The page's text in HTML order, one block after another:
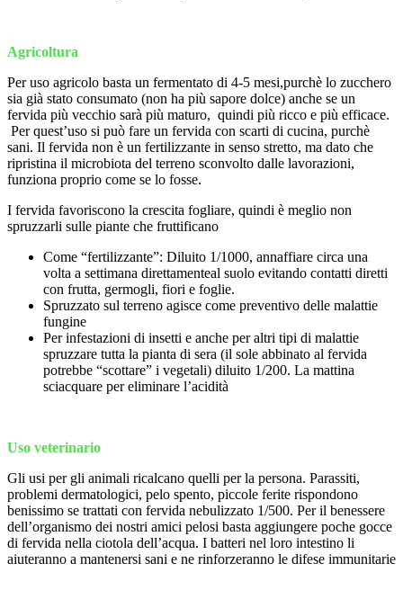
Agricoltura
Per uso agricolo basta un fermentato di 4-5 mesi,purchè lo zucchero
sia già stato consumato (non ha più sapore dolce) anche se un
fervida più vecchio sarà più maturo, quindi più ricco e più efficace.
Per quest’uso si può fare un fervida con scarti di cucina, purchè
sani. Il fervida non è un fertilizzante in senso stretto, ma dato che
ripristina il microbiota del terreno sconvolto dalle lavorazioni,
funziona proprio come se lo fosse.
I fervida favoriscono la crescita fogliare, quindi è meglio non
spruzzarli sulle piante che fruttificano
Come “fertilizzante”: Diluito 1/1000, annaffiare circa una
volta a settimana direttamenteal suolo evitando contatti diretti
con frutta, germogli, fiori e foglie.
Spruzzato sul terreno agisce come preventivo delle malattie
fungine
Per infestazioni di insetti e anche per altri tipi di malattie
spruzzare tutta la pianta di sera (il sole abbinato al fervida
potrebbe “scottare” i vegetali) diluito 1/200. La mattina
sciacquare per eliminare l’acidità
Uso veterinario
Gli usi per gli animali ricalcano quelli per la persona. Parassiti,
problemi dermatologici, pelo spento, piccole ferite rispondono
benissimo se trattati con fervida nebulizzato 1/500. Per il benessere
dell’organismo dei nostri amici pelosi basta aggiungere poche gocce
di fervida nella ciotola dell’acqua. I batteri nel loro intestino li
aiuteranno a mantenersi sani e ne rinforzeranno le difese immunitarie